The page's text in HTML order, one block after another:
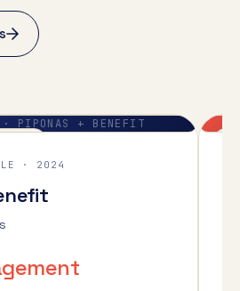
· PIPONAS + BENEFIT
· 2024